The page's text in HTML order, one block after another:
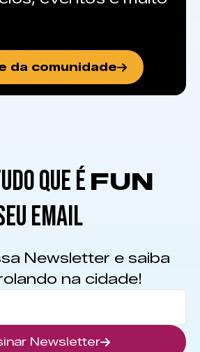
da comunidade
QUE É FUN
EMAIL
Newsletter e saiba
na cidade!
Newsletter